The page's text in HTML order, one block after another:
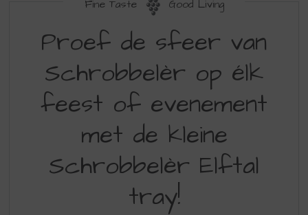
Fine Taste Good Living
DE
SFEER
VAN
SCHROBBELER
ELK
FEEST
Proef de sfeer van
Schrobbelèr op élk
feest of evenement
met de kleine
Schrobbelèr Elftal
tray!